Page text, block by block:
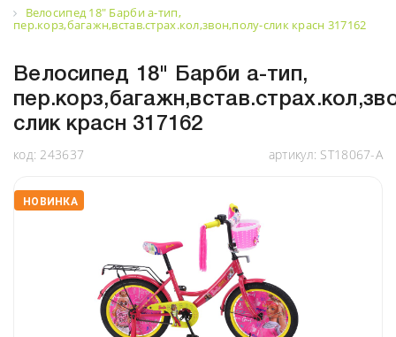
Велосипед 18" Барби a-тип,
пер.корз,багажн,встав.страх.кол,звон,полу-слик красн 317162
Велосипед 18" Барби a-тип,
слик красн 317162
код: 243637 артикул: ST18067-A
НОВИНКА